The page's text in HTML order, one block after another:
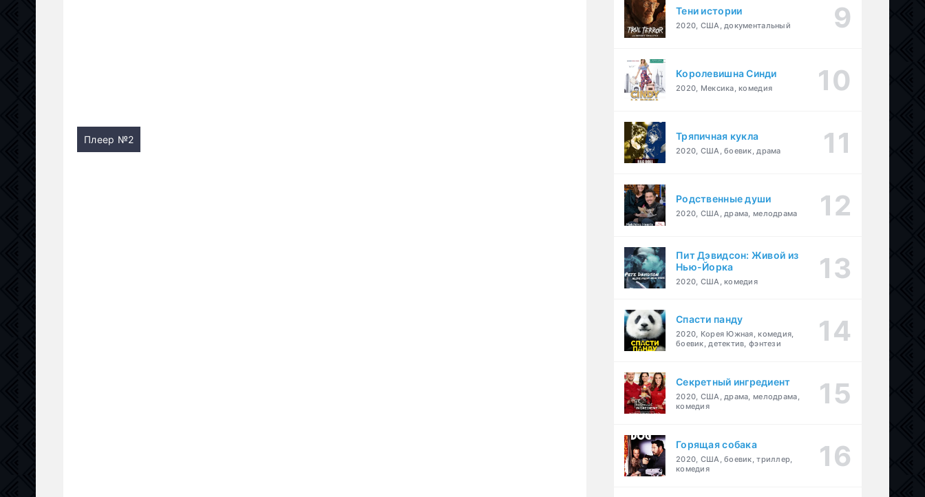
Плеер №2
Тени истории
2020, США, документальный
Королевишна Синди
2020, Мексика, комедия
Тряпичная кукла
2020, США, боевик, драма
Родственные души
2020, США, драма, мелодрама
Пит Дэвидсон: Живой из
Нью-Йорка
2020, США, комедия
Спасти панду
2020, Корея Южная, комедия,
боевик, детектив, фэнтези
Секретный ингредиент
2020, США, драма, мелодрама,
комедия
Горящая собака
2020, США, боевик, триллер,
комедия